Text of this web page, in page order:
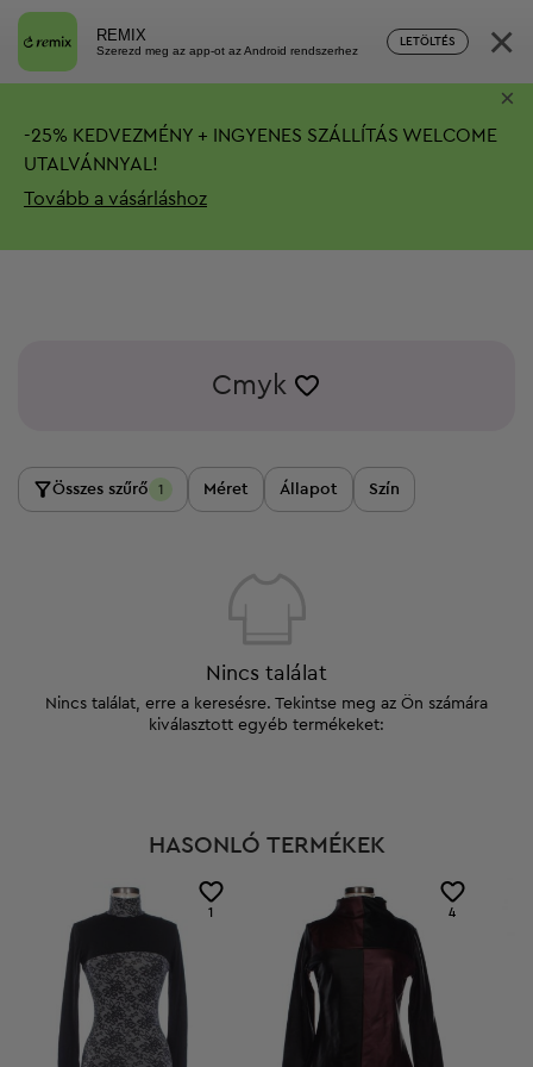
REMIX
Szerezd meg az app-ot az Android rendszerhez
LETÖLTÉS ×
-25% KEDVEZMÉNY + INGYENES SZÁLLÍTÁS WELCOME
UTALVÁNNYAL!
Tovább a vásárláshoz
×
Cmyk
Összes szűrő 1 Méret Állapot Szín
Nincs találat
Nincs találat, erre a keresésre. Tekintse meg az Ön számára
kiválasztott egyéb termékeket:
HASONLÓ TERMÉKEK
1 4